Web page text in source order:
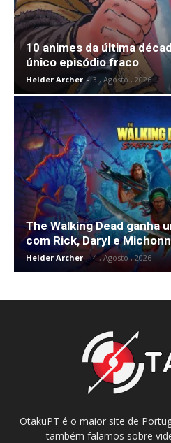
10 animes da última
único episódio fraco
Helder Archer - 3 , Agosto , 2026
The Walking Dead ganha
com Rick, Daryl e
Helder Archer - 4 , Agosto , 2026
OtakuPT é o maior site de
também falamos sobre